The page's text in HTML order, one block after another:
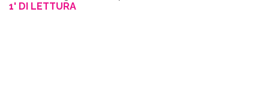
1' DI LETTURA